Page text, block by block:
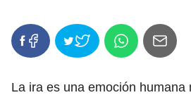
La ira es una emoción humana